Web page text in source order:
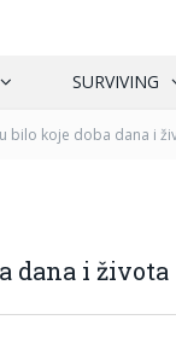
SURVIVING
bilo koje doba dana i
dana i života